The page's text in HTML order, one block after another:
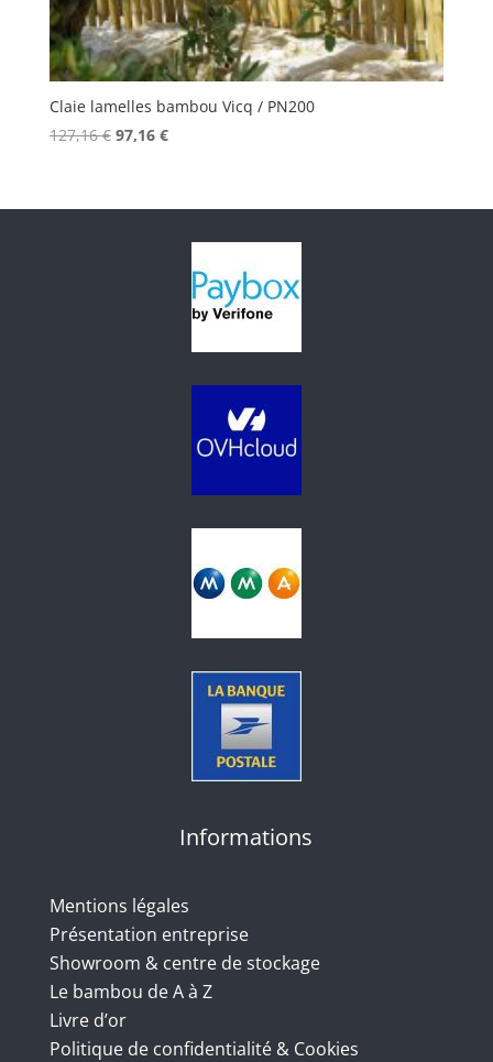
Claie lamelles bambou Vicq / PN200
127,16€ Le
était :
97,16 €Le
est :
Informations
Mentions légales
Présentation entreprise
Showroom & centre de stockage
Le bambou de A à Z
Livre d’or
Politique de confidentialité & Cookies